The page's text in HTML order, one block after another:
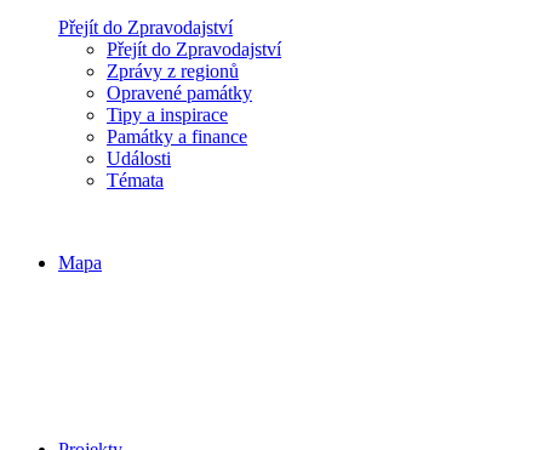
Přejít do Zpravodajství
Přejít do Zpravodajství
Zprávy z regionů
Opravené památky
Tipy a inspirace
Památky a finance
Události
Témata
Mapa